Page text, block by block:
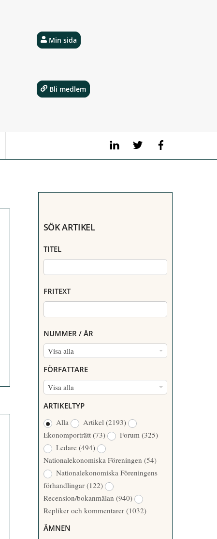
LinkedIn Twitter
Min sida
Bli medlem
SÖK ARTIKEL
TITEL
FRITEXT
NUMMER / ÅR
Visa alla
N
M
M
/
Å
R
FÖRFATTARE
Visa alla
R
F
A
T
T
A
R
E
ARTIKELTYP
Alla
Artikel (2193)
Ekonomporträtt (73) Forum (325)
Ledare (494)
Nationalekonomiska Föreningen (54)
Nationalekonomiska Föreningens
förhandlingar (122)
Recension/bokanmälan (940)
Repliker och kommentarer (1032)
ÄMNEN